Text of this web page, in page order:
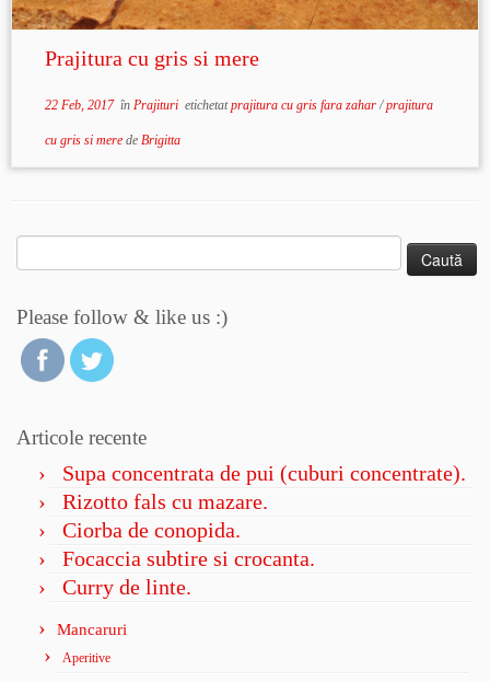
Prajitura cu gris si mere
22 Feb, 2017în Prajituri etichetatprajitura cu gris fara zahar/prajitura
cu gris si mere de Brigitta
după:
Please follow & like us :)
Articole recente
Supa concentrata de pui (cuburi concentrate).
Rizotto fals cu mazare.
Ciorba de conopida.
Focaccia subtire si crocanta.
Curry de linte.
Mancaruri
Aperitive